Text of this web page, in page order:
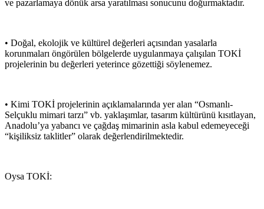
ve pazarlamaya dönük arsa yaratılması sonucunu doğurmaktadır.
• Doğal, ekolojik ve kültürel değerleri açısından yasalarla
korunmaları öngörülen bölgelerde uygulanmaya çalışılan TOKİ
projelerinin bu değerleri yeterince gözettiği söylenemez.
• Kimi TOKİ projelerinin açıklamalarında yer alan “Osmanlı-
Selçuklu mimari tarzı” vb. yaklaşımlar, tasarım kültürünü kısıtlayan,
Anadolu’ya yabancı ve çağdaş mimarinin asla kabul edemeyeceği
“kişiliksiz taklitler” olarak değerlendirilmektedir.
Oysa TOKİ: